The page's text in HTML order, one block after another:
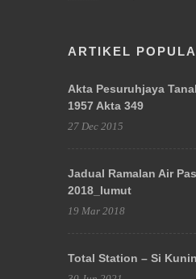
ARTIKEL
Akta Pesuruhjaya
1957 Akta 349
27 Dec 2015
Jadual Ramalan Air
2018_lumut
19 Mar 2018
Total Station – Si